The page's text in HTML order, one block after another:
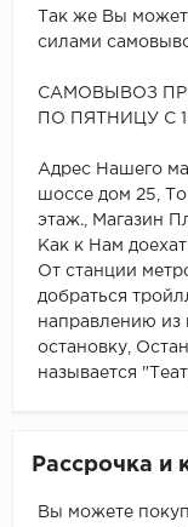
Так же Вы
силами
САМОВЫВОЗ
ПО ПЯТНИЦУ С
Адрес Нашего
шоссе дом 25,
этаж., Магазин
Как к Нам
От станции
добраться
направлению из
остановку,
называется
Рассрочка и
Вы можете